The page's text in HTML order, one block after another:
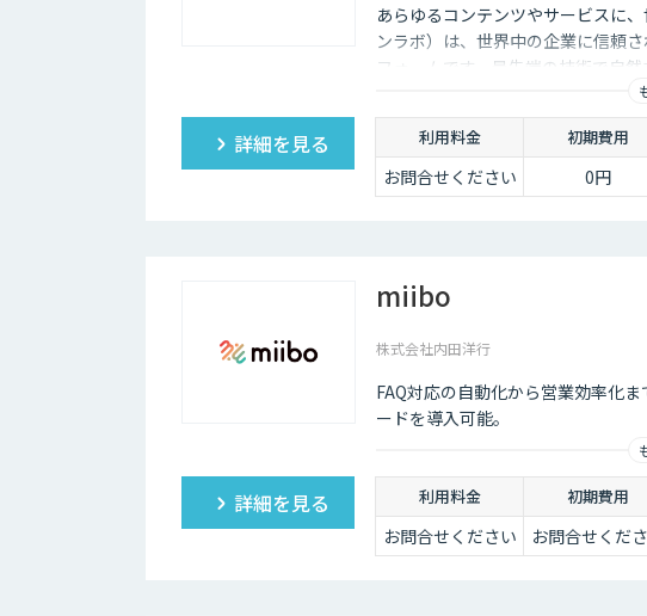
あらゆるコンテンツやサービスに
ンラボ）は、世界中の企業に信頼
フォームです。最先端の技術で自
ーニング機能も、悪用を防ぐ倫理
詳細を見る 利用料金 初期費用
お問合せください 0円
miibo
株式会社内田洋行
FAQ対応の自動化から営業効率化
ードを導入可能。
詳細を見る 利用料金 初期費用
お問合せください お問合せくだ